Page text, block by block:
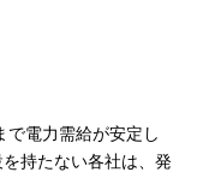
電力需給が安定し
持たない各社は、発